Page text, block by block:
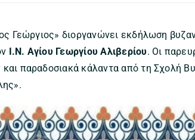
Γεώργιος» διοργανώνει εκδήλωση
Ι.Ν. Αγίου Γεωργίου Αλιβερίου. Οι
παραδοσιακά κάλαντα από τη Σχολή